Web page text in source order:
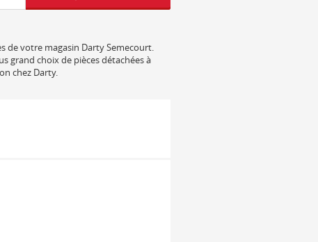
de votre magasin Darty Semecourt.
grand choix de pièces détachées à
chez Darty.